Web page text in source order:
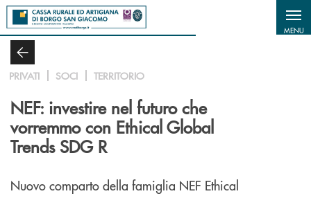
Salta al contenuto principale
MENU
PRIVATI SOCI TERRITORIO
NEF: investire nel futuro che
vorremmo con Ethical Global
Trends SDG R
Nuovo comparto della famiglia NEF Ethical